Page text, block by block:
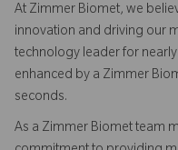
At Zimmer Biomet, we
innovation and driving our
technology leader for
enhanced by a Zimmer
seconds.
As a Zimmer Biomet team